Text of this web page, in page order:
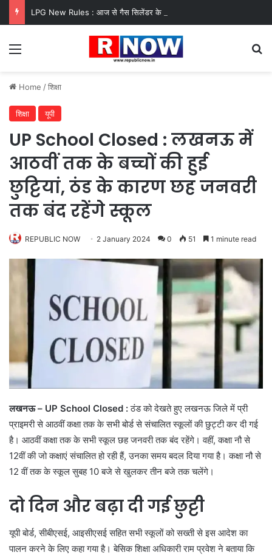
Menu
Home /शिक्षा
शिक्षा यूपी
UP School Closed : लखनऊ में
आठवीं तक के बच्चों की हुई
छुट्टियां, ठंड के कारण छह जनवरी
तक बंद रहेंगे स्कूल
REPUBLIC NOW 2 January 2024 0 51 1 minute read
लखनऊ – UP School Closed :ठंड को देखते हुए लखनऊ जिले में प्री
प्राइमरी से आठवीं कक्षा तक के सभी बोर्ड से संचालित स्कूलों की छुट्टी कर दी गई
है। आठवीं कक्षा तक के सभी स्कूल छह जनवरी तक बंद रहेंगे। वहीं, कक्षा नौ से
12वीं की जो कक्षाएं संचालित हो रही हैं, उनका समय बदल दिया गया है। कक्षा नौ से
12 वीं तक के स्कूल सुबह 10 बजे से खुलकर तीन बजे तक चलेंगे।
दो दिन और बढ़ा दी गई छुट्टी
यूपी बोर्ड, सीबीएसई, आइसीएसई सहित सभी स्कूलों को सख्ती से इस आदेश का
पालन करने के लिए कहा गया है। बेसिक शिक्षा अधिकारी राम प्रवेश ने बताया कि